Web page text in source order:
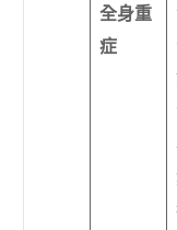
全身重
症